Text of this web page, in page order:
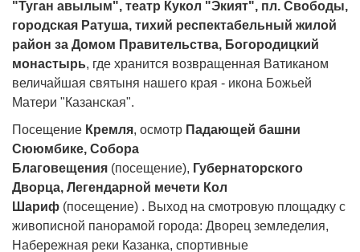
"Туган авылым", театр Кукол "Экият", пл. Свободы,
городская Ратуша, тихий респектабельный жилой
район за Домом Правительства, Богородицкий
монастырь, где хранится возвращенная Ватиканом
величайшая святыня нашего края - икона Божьей
Матери "Казанская".
Посещение Кремля, осмотр Падающей башни
Сююмбике, Собора
Благовещения (посещение), Губернаторского
Дворца, Легендарной мечети Кол
Шариф (посещение) . Выход на смотровую площадку с
живописной панорамой города: Дворец земледелия,
Набережная реки Казанка, спортивные